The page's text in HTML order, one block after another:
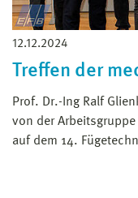
12.12.2024
Treffen der
Prof. Dr.-Ing Ralf
von der
auf dem 14.